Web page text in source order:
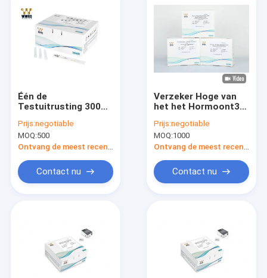
Ongeveer ons
Één de
Testuitrusting 300
Stapvruchtbaarheid
Tests/Cassette van
de Uuramh de Snelle
Prijs:negotiable
MOQ:500
Ontvang de meest recente Prijs
Contact nu
Verzeker Hoge van
het het Hormoont3
Stabiliteitsschildklier
Snelle de
Testcassette
Prijs:negotiable
MOQ:1000
Ontvang de meest recente Prijs
Contact nu